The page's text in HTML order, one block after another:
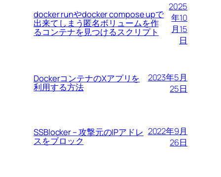
docker runやdocker compose upで
出来てしまう匿名ボリュームを作
るコンテナを見つけるスクリプト
2025
年10
月15
日
DockerコンテナのXアプリを
利用する方法
2023年5月
25日
SSBlocker – 攻撃元のIPアドレ
スをブロック
2022年9月
26日